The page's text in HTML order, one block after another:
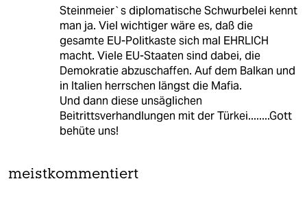
Steinmeier`s diplomatische Schwurbelei kennt
man ja. Viel wichtiger wäre es, daß die
gesamte EU-Politkaste sich mal EHRLICH
macht. Viele EU-Staaten sind dabei, die
Demokratie abzuschaffen. Auf dem Balkan und
in Italien herrschen längst die Mafia.
Und dann diese unsäglichen
Beitrittsverhandlungen mit der Türkei........Gott
behüte uns!
meistkommentiert